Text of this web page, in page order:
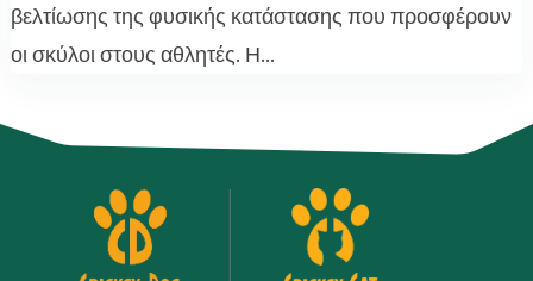
βελτίωσης της φυσικής κατάστασης που προσφέρουν
οι σκύλοι στους αθλητές. Η...